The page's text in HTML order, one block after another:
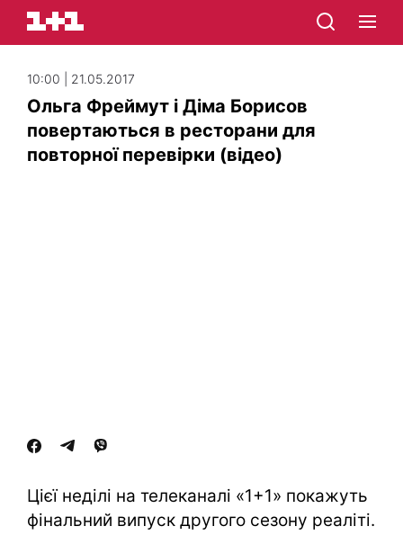
10:00 | 21.05.2017
Ольга Фреймут і Діма Борисов
повертаються в ресторани для
повторної перевірки (відео)
Цієї неділі на телеканалі «1+1» покажуть
фінальний випуск другого сезону реаліті.